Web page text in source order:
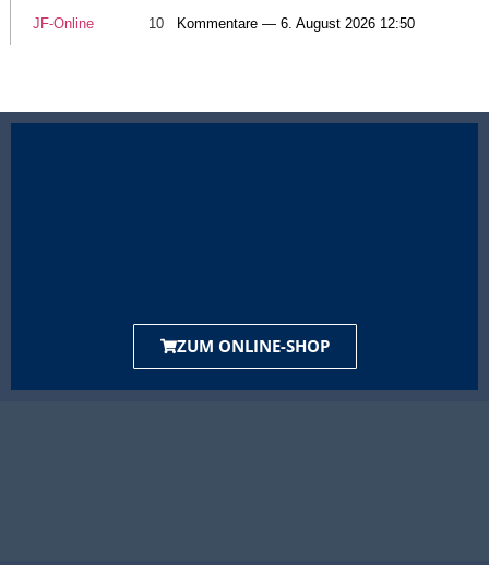
JF-Online 10 Kommentare — 6. August 2026 12:50
ZUM ONLINE-SHOP